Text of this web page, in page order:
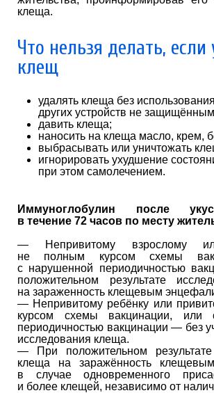
клеща.
Что нельзя делать, если
клещ
удалять клеща без
других устройств не
давить клеща;
наносить на клеща масло, крем,
выбрасывать или уничтожать
игнорировать ухудшение
при этом самолечением.
Иммуноглобулин после
в течение 72 часов по месту
— Непривитому взрослому
не полным курсом схемы
с нарушенной периодичностью
положительном результате
на зараженность клещевым
— Непривитому ребёнку или
курсом схемы вакцинации, или
периодичностью вакцинации — без
исследования клеща.
— При положительном результате
клеща на заражённость
в случае одновременного
и более клещей, независимо от